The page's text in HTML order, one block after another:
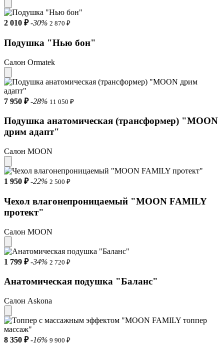
2 010 ₽ -30% 2 870 ₽
Подушка "Нью бон"
Салон Ormatek
7 950 ₽ -28% 11 050 ₽
Подушка анатомическая (трансформер) "MOON
дрим адапт"
Салон MOON
1 950 ₽ -22% 2 500 ₽
Чехол влагонепроницаемый "MOON FAMILY
протект"
Салон MOON
1 799 ₽ -34% 2 720 ₽
Анатомическая подушка "Баланс"
Салон Askona
8 350 ₽ -16% 9 900 ₽